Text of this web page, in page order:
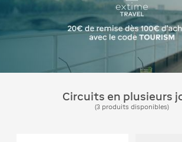
Extime Travel 20€
dès 100€ d'achats
code
Circuits en plusieurs
(3 produits disponibles)